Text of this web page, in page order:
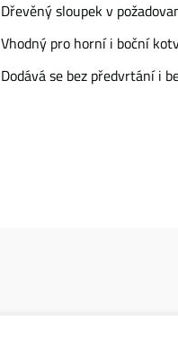
Dřevěný sloupek v
Vhodný pro horní i boční
Dodává se bez předvrtání i